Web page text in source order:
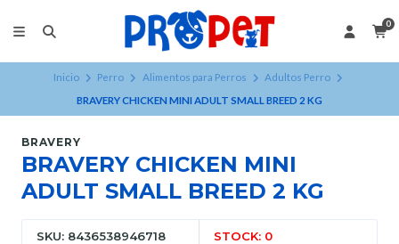
0
Inicio Perro Alimentos para Perros
Adultos Perro
BRAVERY CHICKEN MINI ADULT SMALL BREED 2 KG
BRAVERY
BRAVERY CHICKEN MINI
ADULT SMALL BREED 2 KG
SKU: 8436538946718 STOCK: 0